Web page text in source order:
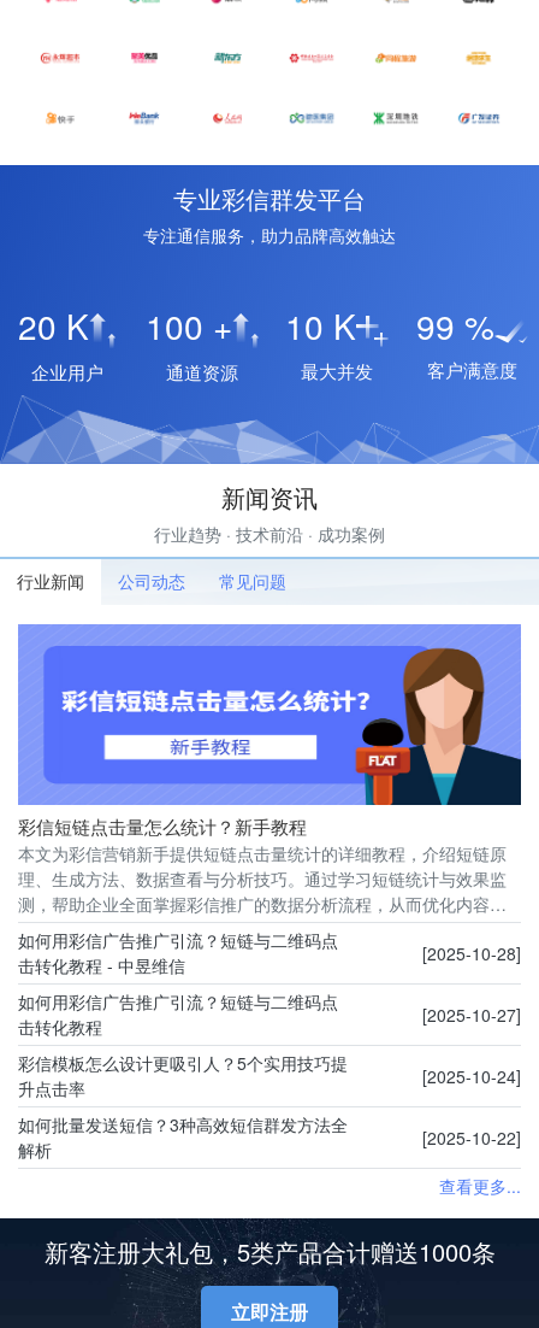
专业彩信群发平台
专注通信服务，助力品牌高效触达
20 K
企业用户
100 +
通道资源
10 K
最大并发
99 %
客户满意度
新闻资讯
行业趋势 · 技术前沿 · 成功案例
行业新闻
公司动态 常见问题
彩信短链点击量怎么统计？新手教程
本文为彩信营销新手提供短链点击量统计的详细教程，介绍短链原
理、生成方法、数据查看与分析技巧。通过学习短链统计与效果监
测，帮助企业全面掌握彩信推广的数据分析流程，从而优化内容设
计、提高用户点击率与引流转化。
如何用彩信广告推广引流？短链与二维码点
击转化教程 - 中昱维信
[2025-10-28]
如何用彩信广告推广引流？短链与二维码点
击转化教程
[2025-10-27]
彩信模板怎么设计更吸引人？5个实用技巧提
升点击率
[2025-10-24]
如何批量发送短信？3种高效短信群发方法全
解析
[2025-10-22]
查看更多...
新客注册大礼包，5类产品合计赠送1000条
立即注册